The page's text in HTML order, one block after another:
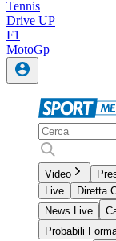
Tennis
Drive UP
F1
MotoGp
Video
Live
Diretta
News Live
Probabili